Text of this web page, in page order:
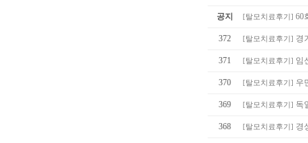
공지 [탈모치료후기 ] 60
372 [탈모치료후기 ] 경
371 [탈모치료후기 ] 임
370 [탈모치료후기 ] 우
369 [탈모치료후기 ] 독
368 [탈모치료후기 ] 경